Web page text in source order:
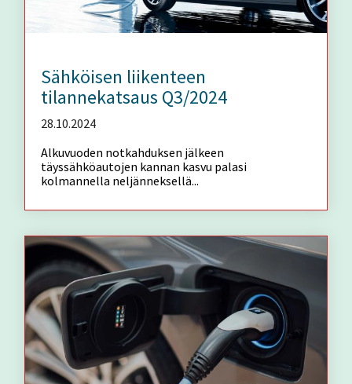
Sähköisen liikenteen
tilannekatsaus Q3/2024
28.10.2024
Alkuvuoden notkahduksen jälkeen
täyssähköautojen kannan kasvu palasi
kolmannella neljänneksellä...